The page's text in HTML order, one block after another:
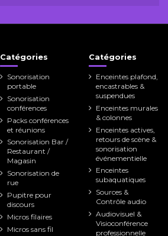
Catégories
Sonorisation
portable
Sonorisation
conférences
Packs conférences
et réunions
Sonorisation Bar /
Restaurant /
Magasin
Sonorisation de
rue
Pupitre pour
discours
Micros filaires
Micros sans fil
Catégories
Enceintes plafond,
encastrables &
suspendues
Enceintes murales
& colonnes
Enceintes actives,
retours de scène &
sonorisation
événementielle
Enceintes
subaquatiques
Sources &
Contrôle audio
Audiovisuel &
Visioconférence
professionnelle